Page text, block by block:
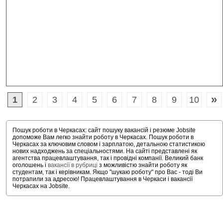
1 2 3 4 5 6 7 8 9 10 »
Пошук роботи в Черкасах: сайт пошуку вакансій і резюме Jobsite
допоможе Вам легко знайти роботу в Черкасах. Пошук роботи в
Черкасах за ключовим словом і зарплатою, детальною статистикою
нових надходжень за спеціальностями. На сайті представлені як
агентства працевлаштування, так і провідні компанії. Великий банк
оголошень і вакансії в рубриці з можливістю знайти роботу як
студентам, так і керівникам. Якщо "шукаю роботу" про Вас - тоді Ви
потрапили за адресою! Працевлаштування в Черкаси і вакансії
Черкасах на Jobsite.